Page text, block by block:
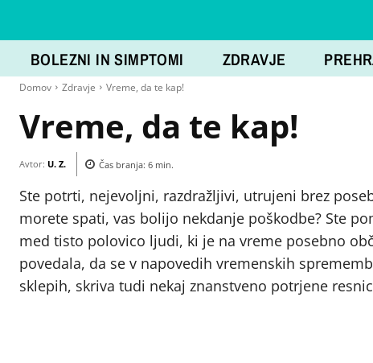
BOLEZNI IN SIMPTOMI ZDRAVJE
Domov Zdravje Vreme, da te kap!
Vreme, da te kap!
Avtor: U. Z. Čas branja: 6 min.
Ste potrti, nejevoljni, razdražljivi, utrujeni brez
morete spati, vas bolijo nekdanje poškodbe? Ste
med tisto polovico ljudi, ki je na vreme posebno
povedala, da se v napovedih vremenskih
sklepih, skriva tudi nekaj znanstveno potrjene